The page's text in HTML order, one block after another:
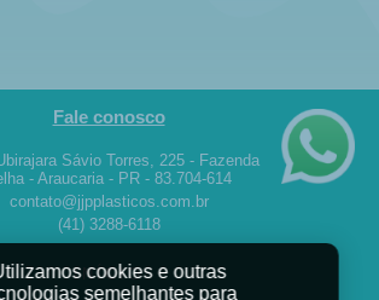
Fale conosco
Sávio Torres, 225 - Fazenda
- Araucaria - PR - 83.704-614
contato@jjpplasticos.com.br
(41) 3288-6118
INÍCIO
cookies e outras
semelhantes para